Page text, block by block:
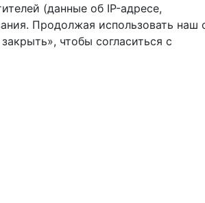
(данные об IP-адресе,
Продолжая использовать наш
чтобы согласиться с